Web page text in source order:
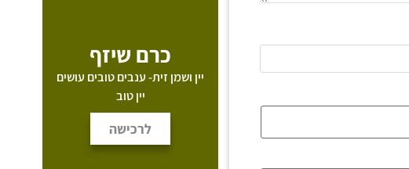
כרם שיזף
יין ושמן זית- ענבים טובים עושים
יין טוב
לרכישה